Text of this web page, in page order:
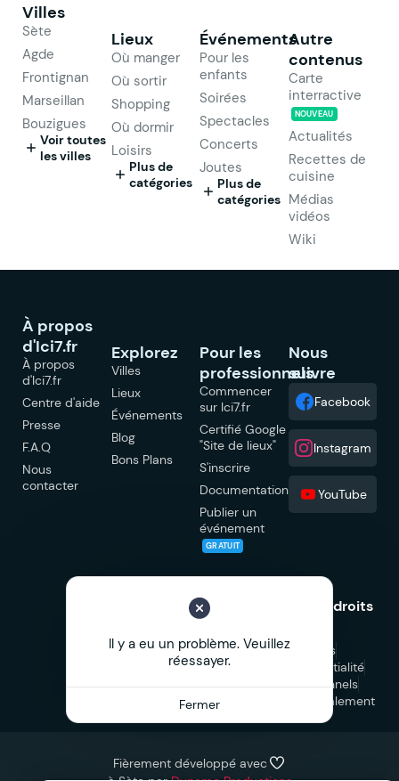
Villes
Sète
Agde
Frontignan
Marseillan
Bouzigues
Voir toutes
les villes
Lieux
Où manger
Où sortir
Shopping
Où dormir
Loisirs
Plus de
catégories
Événements
Pour les
enfants
Soirées
Spectacles
Concerts
Joutes
Plus de
catégories
Autre
contenus
Carte
interractive
NOUVEAU
Actualités
Recettes de
cuisine
Médias
vidéos
Wiki
À propos
d'Ici7.fr
À propos
d'Ici7.fr
Centre d'aide
Presse
F.A.Q
Nous
contacter
Explorez
Villes
Lieux
Événements
Blog
Bons Plans
Pour les
professionnels
Commencer
sur Ici7.fr
Certifié Google
"Site de lieux"
S'inscrire
Documentation
Publier un
événement
GRATUIT
Nous
suivre
Facebook
Instagram
YouTube
© 2026 Ici7.fr Tous droits
Mentions légales
Politique de confidentialité
CGUCGV Professionnels
CGV Marketplace
Signalement
Fièrement développé avec
Il y a eu un problème. Veuillez
réessayer.
Fermer